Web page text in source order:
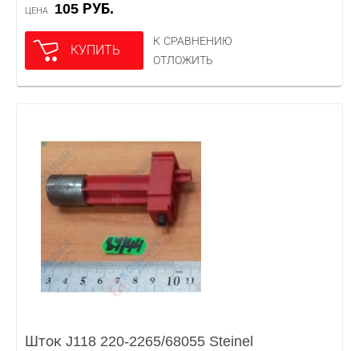
ЦЕНА 105 РУБ.
КУПИТЬ
К СРАВНЕНИЮ
ОТЛОЖИТЬ
Шток J118 220-2265/68055 Steinel